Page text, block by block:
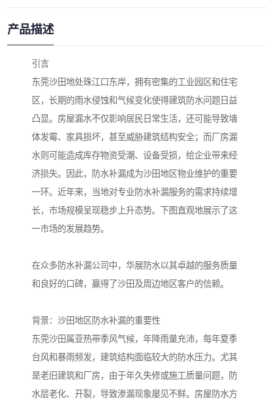
产品描述
引言
东莞沙田地处珠江口东岸，拥有密集的工业园区和住宅
区，长期的雨水侵蚀和气候变化使得建筑防水问题日益
凸显。房屋漏水不仅影响居民日常生活，还可能导致墙
体发霉、家具损坏，甚至威胁建筑结构安全；而厂房漏
水则可能造成库存物资受潮、设备受损，给企业带来经
济损失。因此，防水补漏成为沙田地区物业维护的重要
一环。近年来，当地对专业防水补漏服务的需求持续增
长，市场规模呈现稳步上升态势。下图直观地展示了这
一市场的发展趋势。
在众多防水补漏公司中，华展防水以其卓越的服务质量
和良好的口碑，赢得了沙田及周边地区客户的信赖。
背景：沙田地区防水补漏的重要性
东莞沙田属亚热带季风气候，年降雨量充沛，每年夏季
台风和暴雨频发，建筑结构面临较大的防水压力。尤其
是老旧建筑和厂房，由于年久失修或施工质量问题，防
水层老化、开裂，导致渗漏现象屡见不鲜。房屋防水方